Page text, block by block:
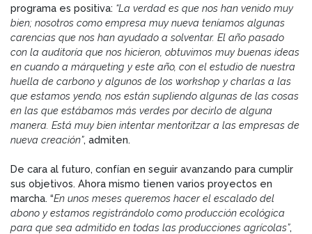
programa es positiva: “La verdad es que nos han venido muy
bien; nosotros como empresa muy nueva teníamos algunas
carencias que nos han ayudado a solventar. El año pasado
con la auditoría que nos hicieron, obtuvimos muy buenas ideas
en cuando a márqueting y este año, con el estudio de nuestra
huella de carbono y algunos de los workshop y charlas a las
que estamos yendo, nos están supliendo algunas de las cosas
en las que estábamos más verdes por decirlo de alguna
manera. Está muy bien intentar mentoritzar a las empresas de
nueva creación”, admiten.
De cara al futuro, confían en seguir avanzando para cumplir
sus objetivos. Ahora mismo tienen varios proyectos en
marcha. “En unos meses queremos hacer el escalado del
abono y estamos registrándolo como producción ecológica
para que sea admitido en todas las producciones agrícolas”,